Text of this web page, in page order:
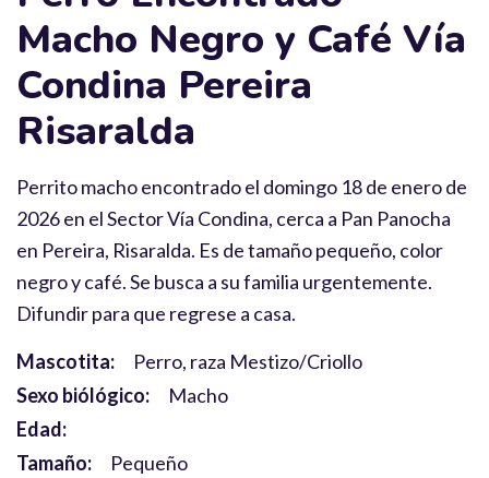
Macho Negro y Café Vía
Condina Pereira
Risaralda
Perrito macho encontrado el domingo 18 de enero de
2026 en el Sector Vía Condina, cerca a Pan Panocha
en Pereira, Risaralda. Es de tamaño pequeño, color
negro y café. Se busca a su familia urgentemente.
Difundir para que regrese a casa.
Mascotita:
Perro, raza Mestizo/Criollo
Sexo biólógico:
Macho
Edad:
Tamaño:
Pequeño